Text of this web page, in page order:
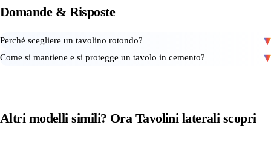
Domande& Risposte
Perché scegliere un tavolino rotondo?
Come si mantiene e si protegge un tavolo in cemento?
Altri modelli simili? Ora Tavolini lateraliscopri